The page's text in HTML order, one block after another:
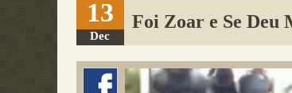
13
Dec
Foi Zoar e Se Deu